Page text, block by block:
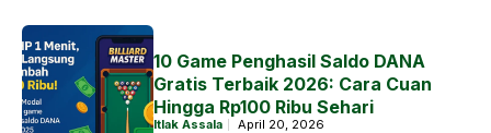
10 Game Penghasil Saldo DANA
Gratis Terbaik 2026: Cara Cuan
Hingga Rp100 Ribu Sehari
Itlak Assala April 20, 2026